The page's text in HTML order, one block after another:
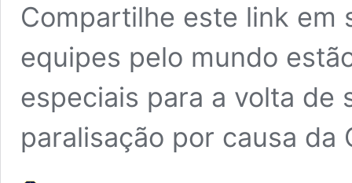
Compartilhe este link em
equipes pelo mundo
especiais para a volta de
paralisação por causa